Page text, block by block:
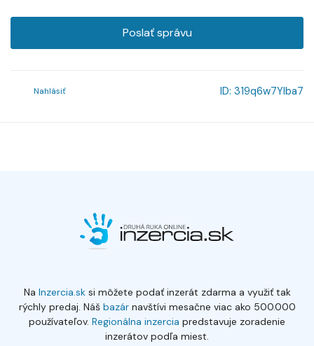
Poslať správu
Nahlásiť ID: 319q6w7Ylba7
Na Inzercia.sksi môžete podať inzerát zdarma a využiť tak
rýchly predaj. Náš bazárnavštívi mesačne viac ako 500.000
používateľov. Regionálna inzercia predstavuje zoradenie
inzerátov podľa miest.